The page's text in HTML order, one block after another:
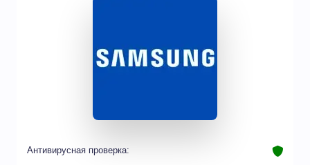
Антивирусная проверка: